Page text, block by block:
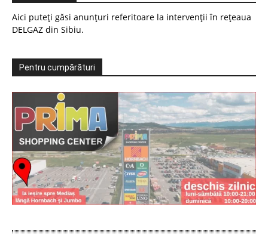
Aici puteți găsi anunțuri referitoare la intervenții în rețeaua
DELGAZ din Sibiu.
Pentru cumpărături